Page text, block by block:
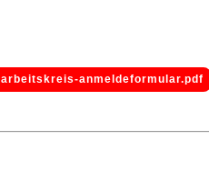
arbeitskreis-anmeldeformular.pdf